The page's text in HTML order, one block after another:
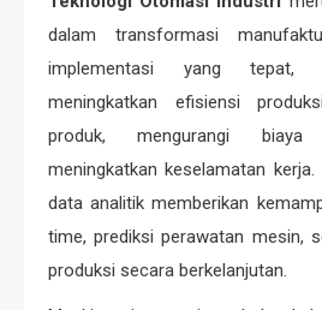
dalam transformasi
implementasi yang tepat,
meningkatkan efisiensi
produk, mengurangi biaya
meningkatkan keselamatan
data analitik memberikan
time, prediksi perawatan mesin,
produksi secara berkelanjutan.